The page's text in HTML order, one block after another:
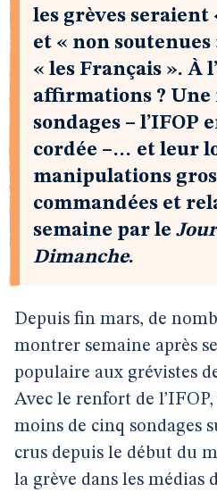
les grèves
et « non
« les Français ». À
affirmations ? Une
sondages – l’IFOP
cordée –… et leur
manipulations
commandées et
semaine par le
Dimanche.
Depuis fin mars, de
montrer semaine après
populaire aux grévistes
Avec le renfort de
moins de cinq sondages
crus depuis le début du
la grève dans les médias